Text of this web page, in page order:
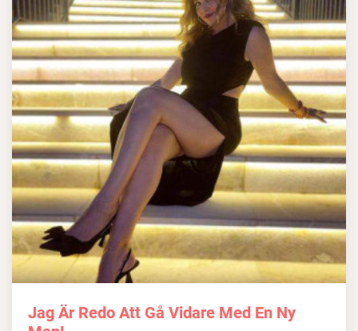
Jag Är Redo Att Gå Vidare Med En Ny